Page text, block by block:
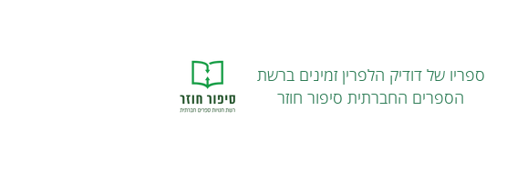
ספריו של דודיק הלפרין זמינים ברשת
הספרים החברתית סיפור חוזר